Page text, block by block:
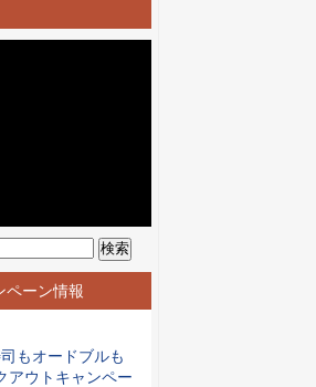
ーン情報
もオードブルも
アウトキャンペー